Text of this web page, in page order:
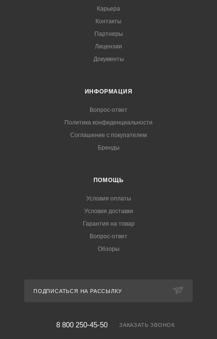
Карьера
Контакты
Партнеры
Лицензии
Документы
ИНФОРМАЦИЯ
Вопрос-ответ
Политика конфиденциальности
Соглашение с покупателем
Бренды
ПОМОЩЬ
Условия оплаты
Условия доставки
Гарантия на товар
Вопрос-ответ
Обзоры
ПОДПИСАТЬСЯ НА РАССЫЛКУ
8 800 250-45-50 ЗАКАЗАТЬ ЗВОНОК